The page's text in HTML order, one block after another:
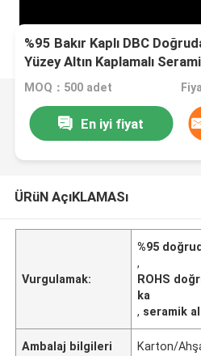
%95 Bakır Kaplı DBC
Yüzey Altın Kaplamalı
MOQ：500 adet
En iyi fiyat
ÜRüN AçıKLAMASı
Vurgulamak:
%95
,
ROHS
ka
, seramik
Ambalaj bilgileri Karton/